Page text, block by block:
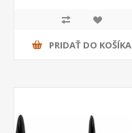
PRIDAŤ DO KOŠÍKA